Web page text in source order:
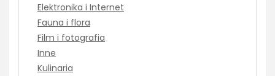
Elektronika i Internet
Fauna i flora
Film i fotografia
Inne
Kulinaria